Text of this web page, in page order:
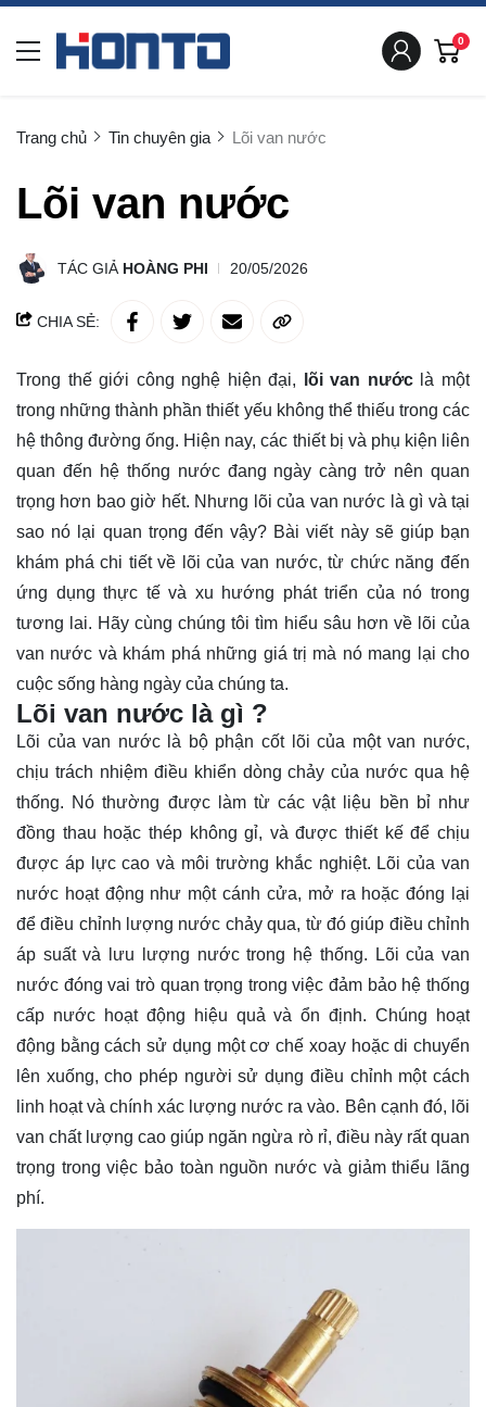
0
Trang chủ Tin chuyên gia Lõi van nước
Lõi van nước
TÁC GIẢ HOÀNG PHI 20/05/2026
CHIA SẺ:
Trong thế giới công nghệ hiện đại, lõi van nướclà một
trong những thành phần thiết yếu không thể thiếu trong các
hệ thông đường ống. Hiện nay, các thiết bị và phụ kiện liên
quan đến hệ thống nước đang ngày càng trở nên quan
trọng hơn bao giờ hết. Nhưng lõi của van nước là gì và tại
sao nó lại quan trọng đến vậy? Bài viết này sẽ giúp bạn
khám phá chi tiết về lõi của van nước, từ chức năng đến
ứng dụng thực tế và xu hướng phát triển của nó trong
tương lai. Hãy cùng chúng tôi tìm hiểu sâu hơn về lõi của
van nước và khám phá những giá trị mà nó mang lại cho
cuộc sống hàng ngày của chúng ta.
Lõi van nước là gì ?
Lõi của van nước là bộ phận cốt lõi của một van nước,
chịu trách nhiệm điều khiển dòng chảy của nước qua hệ
thống. Nó thường được làm từ các vật liệu bền bỉ như
đồng thau hoặc thép không gỉ, và được thiết kế để chịu
được áp lực cao và môi trường khắc nghiệt. Lõi của van
nước hoạt động như một cánh cửa, mở ra hoặc đóng lại
để điều chỉnh lượng nước chảy qua, từ đó giúp điều chỉnh
áp suất và lưu lượng nước trong hệ thống. Lõi của van
nước đóng vai trò quan trọng trong việc đảm bảo hệ thống
cấp nước hoạt động hiệu quả và ổn định. Chúng hoạt
động bằng cách sử dụng một cơ chế xoay hoặc di chuyển
lên xuống, cho phép người sử dụng điều chỉnh một cách
linh hoạt và chính xác lượng nước ra vào. Bên cạnh đó, lõi
van chất lượng cao giúp ngăn ngừa rò rỉ, điều này rất quan
trọng trong việc bảo toàn nguồn nước và giảm thiểu lãng
phí.